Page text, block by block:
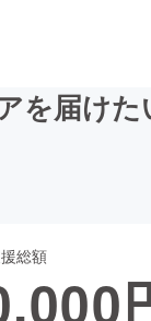
届けた
総額